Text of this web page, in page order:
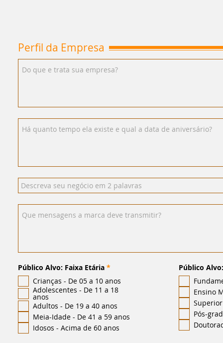
Perfil da Empresa
Público Alvo: Faixa Etária *
r
i
g
t
ó
r
i
Crianças - De 05 a 10 anos
Adolescentes - De 11 a 18
anos
Adultos - De 19 a 40 anos
Meia-Idade - De 41 a 59 anos
Idosos - Acima de 60 anos
Público
Ensino
Superior
Pós-